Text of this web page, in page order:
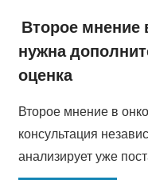
Второе мнение
нужна
оценка
Второе мнение в
консультация
анализирует уже